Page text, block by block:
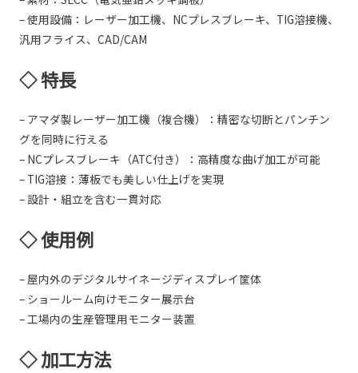
– 使用設備：レーザー加工機、NCプレスブレーキ、TIG溶接機、
汎用フライス、CAD/CAM
◇ 特長
– アマダ製レーザー加工機（複合機）：精密な切断とパンチン
グを同時に行える
– NCプレスブレーキ（ATC付き）：高精度な曲げ加工が可能
– TIG溶接：薄板でも美しい仕上げを実現
– 設計・組立を含む一貫対応
◇ 使用例
– 屋内外のデジタルサイネージディスプレイ筐体
– ショールーム向けモニター展示台
– 工場内の生産管理用モニター装置
◇ 加工方法